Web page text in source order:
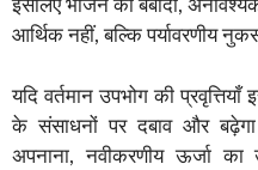
इसलिए भोजन की बर्बादी,
आर्थिक नहीं, बल्कि पर्यावरणीय
यदि वर्तमान उपभोग की प्रवृत्तियाँ
के संसाधनों पर दबाव और
अपनाना, नवीकरणीय ऊर्जा का